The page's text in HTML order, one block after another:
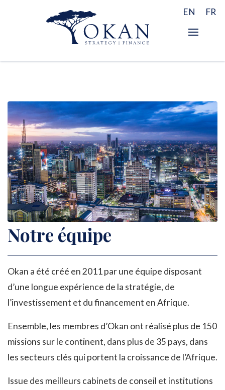
EN FR
Notre équipe
Okan a été créé en 2011 par une équipe disposant
d’une longue expérience de la stratégie, de
l’investissement et du financement en Afrique.
Ensemble, les membres d’Okan ont réalisé plus de 150
missions sur le continent, dans plus de 35 pays, dans
les secteurs clés qui portent la croissance de l’Afrique.
Issue des meilleurs cabinets de conseil et institutions